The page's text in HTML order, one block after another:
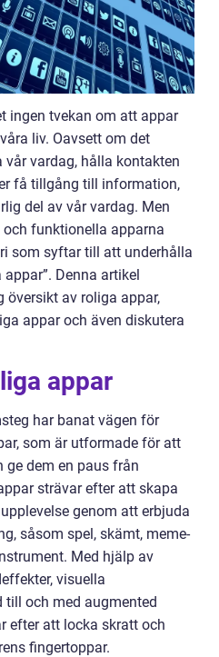
ingen tvekan om att appar
liv. Oavsett om det
vardag, hålla kontakten
få tillgång till information,
del av vår vardag. Men
funktionella apparna
som syftar till att underhålla
Denna artikel
översikt av roliga appar,
appar och även diskutera
appar
har banat vägen för
som är utformade för att
ge dem en paus från
strävar efter att skapa
genom att erbjuda
såsom spel, skämt, meme-
Med hjälp av
visuella
till och med augmented
efter att locka skratt och
fingertoppar.